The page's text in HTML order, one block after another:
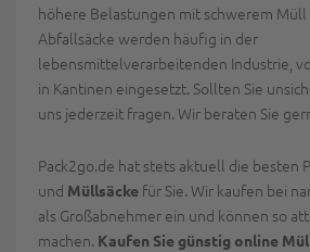
höhere Belastungen mit schwerem Müll
Abfallsäcke werden häufig in der
lebensmittelverarbeitenden Industrie,
in Kantinen eingesetzt. Sollten Sie
uns jederzeit fragen. Wir beraten Sie
Pack2go.de hat stets aktuell die besten
und Müllsäcke für Sie. Wir kaufen bei
als Großabnehmer ein und können so
machen. Kaufen Sie günstig online